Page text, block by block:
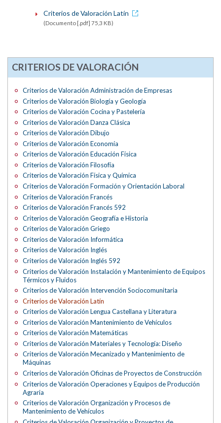
Criterios de Valoración Latín
(Documento [.pdf] 75,3 KB)
CRITERIOS DE VALORACIÓN
Criterios de Valoración Administración de Empresas
Criterios de Valoración Biología y Geología
Criterios de Valoración Cocina y Pastelería
Criterios de Valoración Danza Clásica
Criterios de Valoración Dibujo
Criterios de Valoración Economía
Criterios de Valoración Educación Física
Criterios de Valoración Filosofía
Criterios de Valoración Física y Química
Criterios de Valoración Formación y Orientación Laboral
Criterios de Valoración Francés
Criterios de Valoración Francés 592
Criterios de Valoración Geografía e Historia
Criterios de Valoración Griego
Criterios de Valoración Informática
Criterios de Valoración Inglés
Criterios de Valoración Inglés 592
Criterios de Valoración Instalación y Mantenimiento de Equipos
Térmicos y Fluidos
Criterios de Valoración Intervención Sociocomunitaria
Criterios de Valoración Latín
Criterios de Valoración Lengua Castellana y Literatura
Criterios de Valoración Mantenimiento de Vehículos
Criterios de Valoración Matemáticas
Criterios de Valoración Materiales y Tecnología: Diseño
Criterios de Valoración Mecanizado y Mantenimiento de
Máquinas
Criterios de Valoración Oficinas de Proyectos de Construcción
Criterios de Valoración Operaciones y Equipos de Producción
Agraria
Criterios de Valoración Organización y Procesos de
Mantenimiento de Vehículos